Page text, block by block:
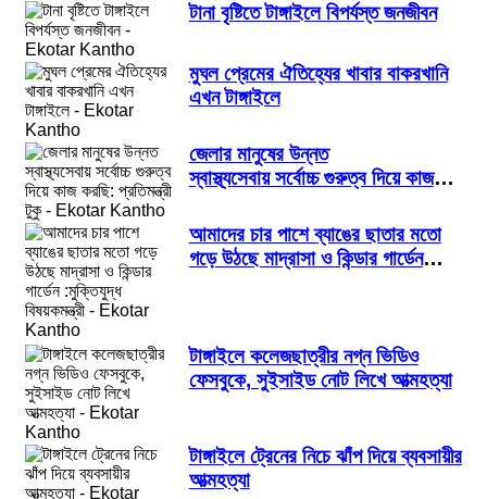
টানা বৃষ্টিতে টাঙ্গাইলে বিপর্যস্ত জনজীবন
মুঘল প্রেমের ঐতিহ্যের খাবার বাকরখানি
এখন টাঙ্গাইলে
জেলার মানুষের উন্নত
স্বাস্থ্যসেবায় সর্বোচ্চ গুরুত্ব দিয়ে কাজ
আমাদের চার পাশে ব্যাঙের ছাতার মতো
গড়ে উঠছে মাদ্রাসা ও কিন্ডার গার্ডেন
টাঙ্গাইলে কলেজছাত্রীর নগ্ন ভিডিও
ফেসবুকে, সুইসাইড নোট লিখে আত্মহত্যা
টাঙ্গাইলে ট্রেনের নিচে ঝাঁপ দিয়ে ব্যবসায়ীর
আত্মহত্যা